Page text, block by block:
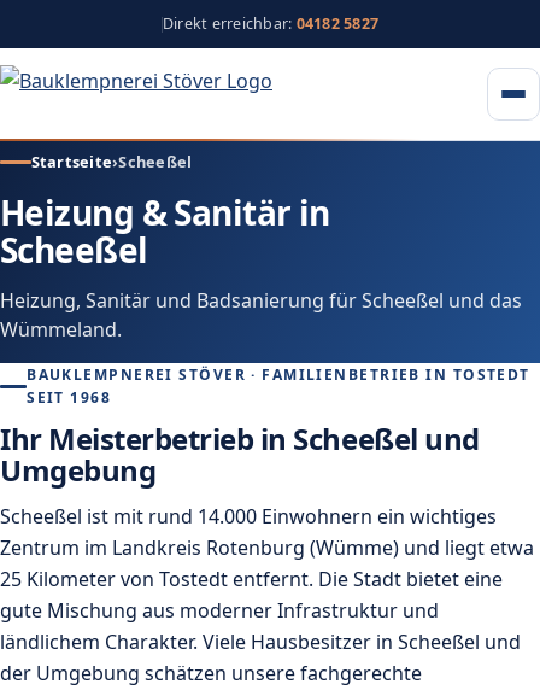
Direkt erreichbar: 04182 5827
Startseite›Scheeßel
Heizung & Sanitär in
Scheeßel
Heizung, Sanitär und Badsanierung für Scheeßel und das
Wümmeland.
BAUKLEMPNEREI STÖVER · FAMILIENBETRIEB IN TOSTEDT
SEIT 1968
Ihr Meisterbetrieb in Scheeßel und
Umgebung
Scheeßel ist mit rund 14.000 Einwohnern ein wichtiges
Zentrum im Landkreis Rotenburg (Wümme) und liegt etwa
25 Kilometer von Tostedt entfernt. Die Stadt bietet eine
gute Mischung aus moderner Infrastruktur und
ländlichem Charakter. Viele Hausbesitzer in Scheeßel und
der Umgebung schätzen unsere fachgerechte